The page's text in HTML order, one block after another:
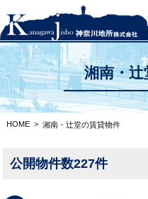
湘南・辻
HOME>湘南・辻堂の賃貸物件
公開物件数227件